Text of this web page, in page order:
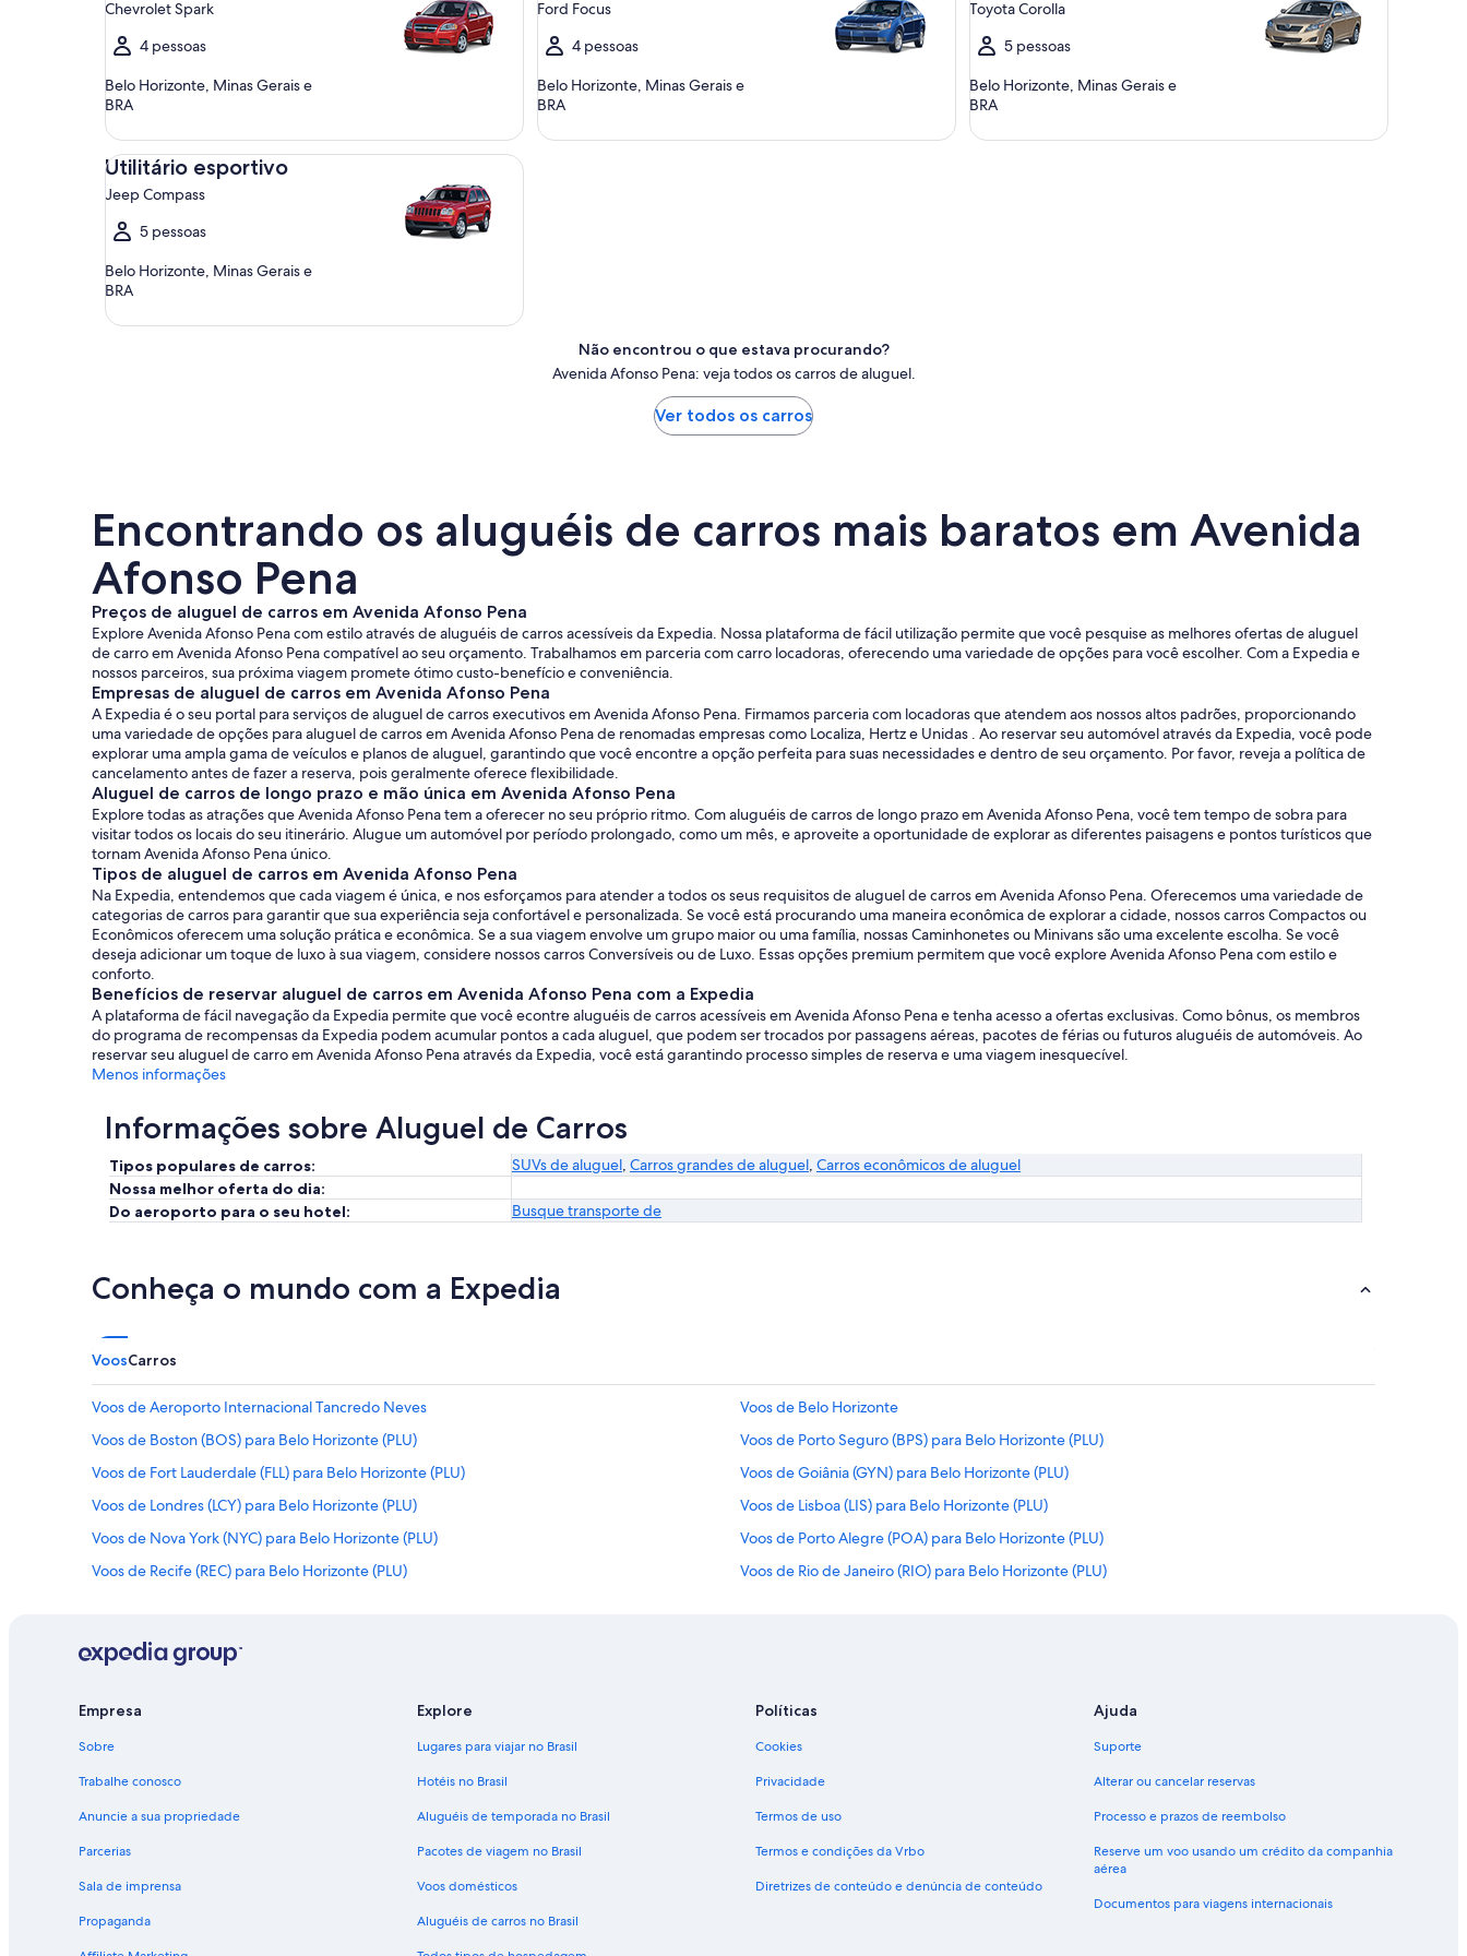
Chevrolet Spark
4 pessoas
Belo Horizonte, Minas Gerais e
BRA
Ford Focus
4 pessoas
Belo Horizonte, Minas Gerais e
BRA
Toyota Corolla
5 pessoas
Belo Horizonte, Minas Gerais e
BRA
Utilitário esportivo
Jeep Compass
5 pessoas
Belo Horizonte, Minas Gerais e
BRA
Utilitário esportivo Jeep Compass
Não encontrou o que estava procurando?
Avenida Afonso Pena: veja todos os carros de aluguel.
Ver todos os carros
Encontrando os aluguéis de carros mais baratos em Avenida
Afonso Pena
Preços de aluguel de carros em Avenida Afonso Pena
Explore Avenida Afonso Pena com estilo através de aluguéis de carros acessíveis da Expedia. Nossa plataforma de fácil utilização permite que você pesquise as melhores ofertas de aluguel
de carro em Avenida Afonso Pena compatível ao seu orçamento. Trabalhamos em parceria com carro locadoras, oferecendo uma variedade de opções para você escolher. Com a Expedia e
nossos parceiros, sua próxima viagem promete ótimo custo-benefício e conveniência.
Empresas de aluguel de carros em Avenida Afonso Pena
A Expedia é o seu portal para serviços de aluguel de carros executivos em Avenida Afonso Pena. Firmamos parceria com locadoras que atendem aos nossos altos padrões, proporcionando
uma variedade de opções para aluguel de carros em Avenida Afonso Pena de renomadas empresas como Localiza, Hertz e Unidas . Ao reservar seu automóvel através da Expedia, você pode
explorar uma ampla gama de veículos e planos de aluguel, garantindo que você encontre a opção perfeita para suas necessidades e dentro de seu orçamento. Por favor, reveja a política de
cancelamento antes de fazer a reserva, pois geralmente oferece flexibilidade.
Aluguel de carros de longo prazo e mão única em Avenida Afonso Pena
Explore todas as atrações que Avenida Afonso Pena tem a oferecer no seu próprio ritmo. Com aluguéis de carros de longo prazo em Avenida Afonso Pena, você tem tempo de sobra para
visitar todos os locais do seu itinerário. Alugue um automóvel por período prolongado, como um mês, e aproveite a oportunidade de explorar as diferentes paisagens e pontos turísticos que
tornam Avenida Afonso Pena único.
Tipos de aluguel de carros em Avenida Afonso Pena
Na Expedia, entendemos que cada viagem é única, e nos esforçamos para atender a todos os seus requisitos de aluguel de carros em Avenida Afonso Pena. Oferecemos uma variedade de
categorias de carros para garantir que sua experiência seja confortável e personalizada. Se você está procurando uma maneira econômica de explorar a cidade, nossos carros Compactos ou
Econômicos oferecem uma solução prática e econômica. Se a sua viagem envolve um grupo maior ou uma família, nossas Caminhonetes ou Minivans são uma excelente escolha. Se você
deseja adicionar um toque de luxo à sua viagem, considere nossos carros Conversíveis ou de Luxo. Essas opções premium permitem que você explore Avenida Afonso Pena com estilo e
conforto.
Benefícios de reservar aluguel de carros em Avenida Afonso Pena com a Expedia
A plataforma de fácil navegação da Expedia permite que você econtre aluguéis de carros acessíveis em Avenida Afonso Pena e tenha acesso a ofertas exclusivas. Como bônus, os membros
do programa de recompensas da Expedia podem acumular pontos a cada aluguel, que podem ser trocados por passagens aéreas, pacotes de férias ou futuros aluguéis de automóveis. Ao
reservar seu aluguel de carro em Avenida Afonso Pena através da Expedia, você está garantindo processo simples de reserva e uma viagem inesquecível.
Menos informações
Informações sobre Aluguel de Carros
Tipos populares de carros: SUVs de aluguel, Carros grandes de aluguel, Carros econômicos de aluguel
Nossa melhor oferta do dia:
Do aeroporto para o seu hotel:
Busque transporte de
Conheça o mundo com a Expedia
VoosCarros
Voos de Aeroporto Internacional Tancredo Neves
Voos de Belo Horizonte
Voos de Boston (BOS) para Belo Horizonte (PLU)
Voos de Porto Seguro (BPS) para Belo Horizonte (PLU)
Voos de Fort Lauderdale (FLL) para Belo Horizonte (PLU)
Voos de Goiânia (GYN) para Belo Horizonte (PLU)
Voos de Londres (LCY) para Belo Horizonte (PLU)
Voos de Lisboa (LIS) para Belo Horizonte (PLU)
Voos de Nova York (NYC) para Belo Horizonte (PLU)
Voos de Porto Alegre (POA) para Belo Horizonte (PLU)
Voos de Recife (REC) para Belo Horizonte (PLU)
Voos de Rio de Janeiro (RIO) para Belo Horizonte (PLU)
Empresa
Sobre
Trabalhe conosco
Anuncie a sua propriedade
Parcerias
Sala de imprensa
Propaganda
Explore
Lugares para viajar no Brasil
Hotéis no Brasil
Aluguéis de temporada no Brasil
Pacotes de viagem no Brasil
Voos domésticos
Aluguéis de carros no Brasil
Políticas
Cookies
Privacidade
Termos de uso
Termos e condições da Vrbo
Diretrizes de conteúdo e denúncia de conteúdo
Ajuda
Suporte
Alterar ou cancelar reservas
Processo e prazos de reembolso
Reserve um voo usando um crédito da companhia
aérea
Documentos para viagens internacionais